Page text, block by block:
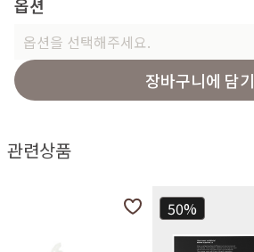
옵션
옵션을 선택해주세요.
장바구니에 담기
관련상품
50%